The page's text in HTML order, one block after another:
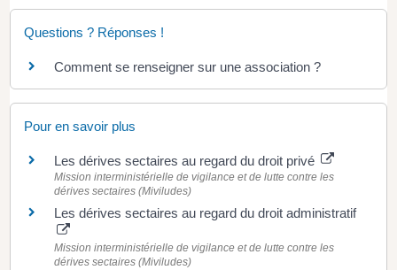
Questions ? Réponses !
Comment se renseigner sur une association ?
Pour en savoir plus
Les dérives sectaires au regard du droit privé
Mission interministérielle de vigilance et de lutte contre les
dérives sectaires (Miviludes)
Les dérives sectaires au regard du droit administratif
Mission interministérielle de vigilance et de lutte contre les
dérives sectaires (Miviludes)